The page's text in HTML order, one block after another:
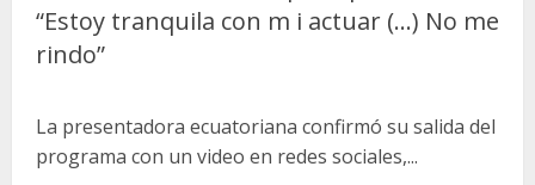
“Estoy tranquila con m i actuar (…) No me
rindo”
La presentadora ecuatoriana confirmó su salida del
programa con un video en redes sociales,...